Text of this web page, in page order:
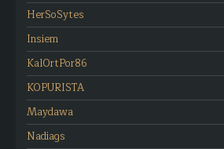
HerSoSytes
Insiem
KalOrtPor86
KOPURISTA
Maydawa
Nadiags